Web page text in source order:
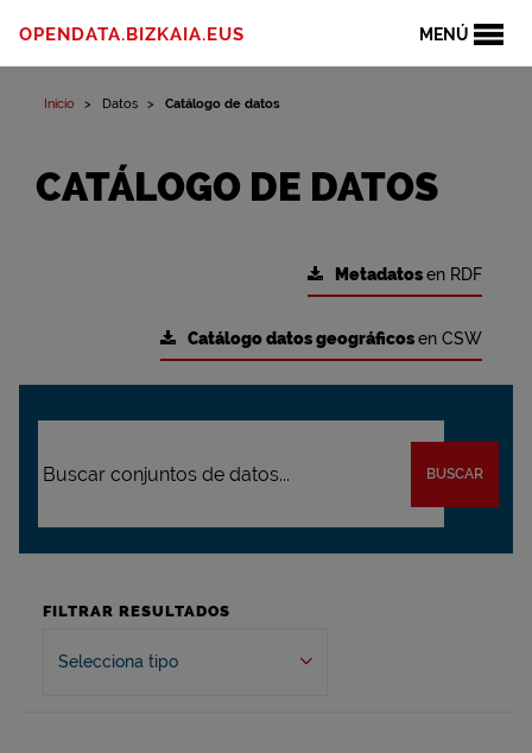
MENÚ
OPENDATA.BIZKAIA.EUS
Inicio Datos Catálogo de datos
CATÁLOGO DE DATOS
Metadatosen RDF
Catálogo datos geográficosen CSW
BUSCAR
FILTRAR RESULTADOS
Selecciona tipo